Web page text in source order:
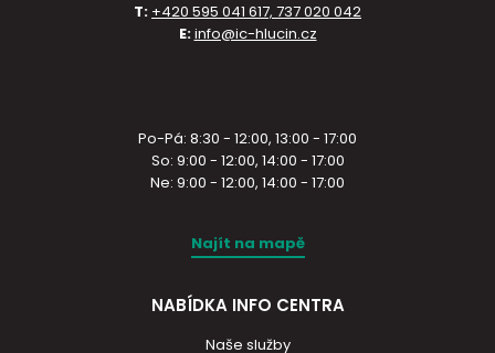
T: +420 595 041 617, 737 020 042
E:info@ic-hlucin.cz
Po-Pá: 8:30 - 12:00, 13:00 - 17:00
So: 9:00 - 12:00, 14:00 - 17:00
Ne: 9:00 - 12:00, 14:00 - 17:00
Najít na mapě
NABÍDKA INFO CENTRA
Naše služby